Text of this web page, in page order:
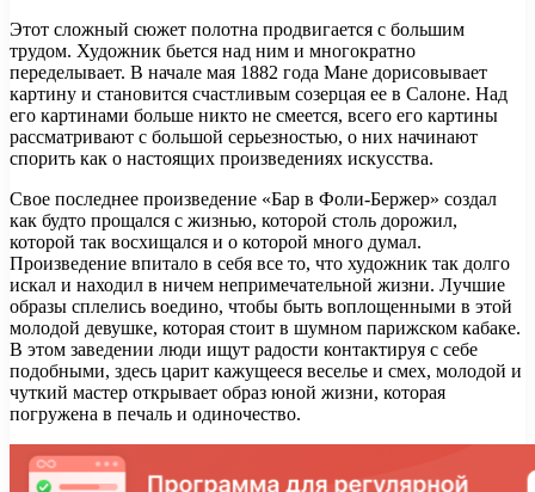
Этот сложный сюжет полотна продвигается с большим
трудом. Художник бьется над ним и многократно
переделывает. В начале мая 1882 года Мане дорисовывает
картину и становится счастливым созерцая ее в Салоне. Над
его картинами больше никто не смеется, всего его картины
рассматривают с большой серьезностью, о них начинают
спорить как о настоящих произведениях искусства.
Свое последнее произведение «Бар в Фоли-Бержер» создал
как будто прощался с жизнью, которой столь дорожил,
которой так восхищался и о которой много думал.
Произведение впитало в себя все то, что художник так долго
искал и находил в ничем непримечательной жизни. Лучшие
образы сплелись воедино, чтобы быть воплощенными в этой
молодой девушке, которая стоит в шумном парижском кабаке.
В этом заведении люди ищут радости контактируя с себе
подобными, здесь царит кажущееся веселье и смех, молодой и
чуткий мастер открывает образ юной жизни, которая
погружена в печаль и одиночество.